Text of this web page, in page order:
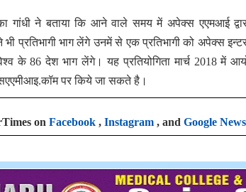
गांधी ने बताया कि आने वाले समय में अपेक्स एएमआई
भी प्रतिभागी भाग लेंगे उनमें से एक प्रतिभागी को अपेक्स
के 86 देश भाग लेंगे। यह प्रतियोगिता मार्च 2018 में
पर किये जा सकते है।
on Facebook , Instagram , and Google News